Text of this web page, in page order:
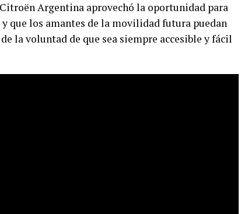
Argentina aprovechó la oportunidad para
que los amantes de la movilidad futura puedan
la voluntad de que sea siempre accesible y fácil